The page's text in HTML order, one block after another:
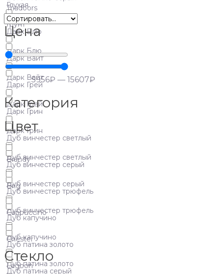
Грунт
Дарк Блю
Дарк Вайт
Дарк Грей
Дарк Грин
Дуб винчестер светлый
Дуб винчестер серый
Дуб винчестер трюфель
Дуб капучино
Дуб патина золото
Глухая
Дарк Блю
Дарк Вайт
Дарк Грей
Дарк Грин
Дуб винчестер светлый
Дуб винчестер серый
Дуб винчестер трюфель
Дуб капучино
Дуб патина золото
Дуб патина серый
Triadoors
Цена
5956₽ —15607₽
Категория
Цвет
Brandy
Brig
Cappuccino
Chester
Lagoon
Стекло